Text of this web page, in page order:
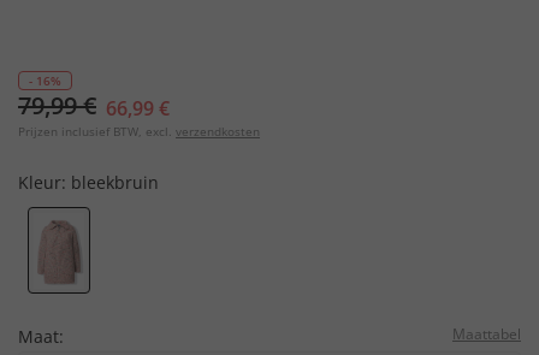
- 16%
79,99 € 66,99 €
Prijzen inclusief BTW, excl. verzendkosten
Kleur: bleekbruin
Maat: Maattabel